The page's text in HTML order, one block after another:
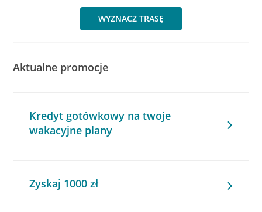
WYZNACZ TRASĘ
Aktualne promocje
Kredyt gotówkowy na twoje
wakacyjne plany
Zyskaj 1000 zł